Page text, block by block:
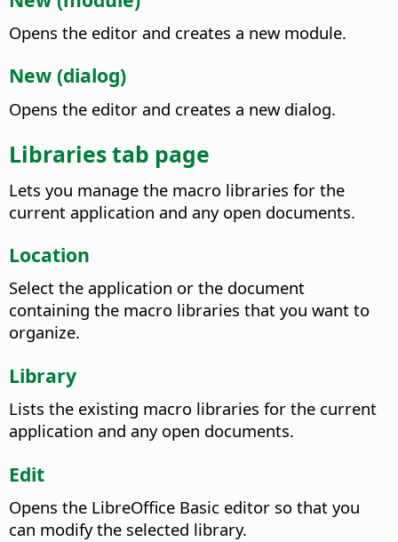
Opens the editor and creates a new module.
New (dialog)
Opens the editor and creates a new dialog.
Libraries tab page
Lets you manage the macro libraries for the
current application and any open documents.
Location
Select the application or the document
containing the macro libraries that you want to
organize.
Library
Lists the existing macro libraries for the current
application and any open documents.
Edit
Opens the LibreOffice Basic editor so that you
can modify the selected library.